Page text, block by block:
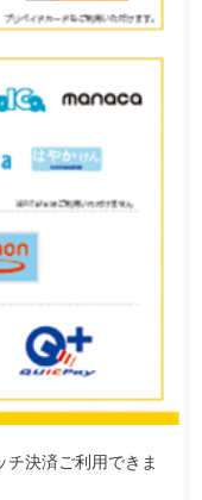
決済ご利用できま